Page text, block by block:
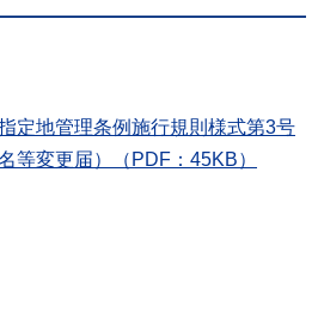
定地管理条例施行規則様式第3号
名等変更届）（PDF：45KB）